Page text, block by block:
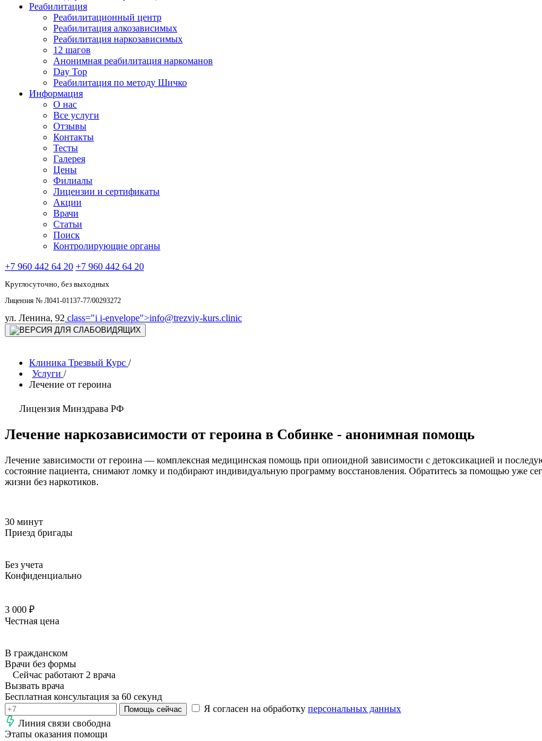
Реабилитация
Реабилитационный центр
Реабилитация алкозависимых
Реабилитация наркозависимых
12 шагов
Анонимная реабилитация наркоманов
Day Top
Реабилитация по методу Шичко
Информация
О нас
Все услуги
Отзывы
Контакты
Тесты
Галерея
Цены
Филиалы
Лицензии и сертификаты
Акции
Врачи
Статьи
Поиск
Контролирующие органы
+7 960 442 64 20 +7 960 442 64 20
Круглосуточно, без выходных
Лицензия № Л041-01137-77/00293272
ул. Ленина, 92 class="i i-envelope">info@trezviy-kurs.clinic
Клиника Трезвый Курс /
Услуги /
Лечение от героина
Лицензия Минздрава РФ
Лечение наркозависимости от героина в Собинке - анонимная помощь
Лечение зависимости от героина — комплексная медицинская помощь при опиоидной зависимости с детоксикацией и
состояние пациента, снимают ломку и подбирают индивидуальную программу восстановления. Обратитесь за помощью уже
жизни без наркотиков.
30 минут
Приезд бригады
Без учета
Конфиденциально
3 000 ₽
Честная цена
В гражданском
Врачи без формы
Сейчас работают 2 врача
Вызвать врача
Бесплатная консультация за 60 секунд
Помощь сейчас Я согласен на обработку персональных данных
Линия связи свободна
Этапы оказания помощи